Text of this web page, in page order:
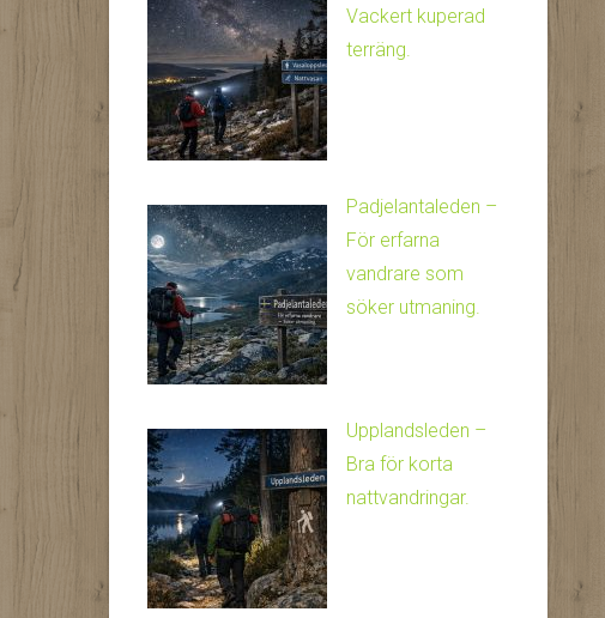
Vackert kuperad
terräng.
Padjelantaleden –
För erfarna
vandrare som
söker utmaning.
Upplandsleden –
Bra för korta
nattvandringar.